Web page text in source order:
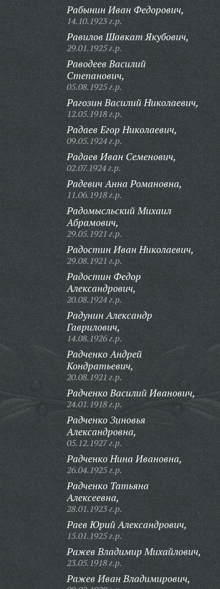
Рабынин Иван Федорович,
14.10.1923 г.р.
Равилов Шавкат Якубович,
29.01.1925 г.р.
Раводеев Василий
Степанович,
05.08.1925 г.р.
Рагозин Василий Николаевич,
12.05.1918 г.р.
Радаев Егор Николаевич,
09.05.1924 г.р.
Радаев Иван Семенович,
02.07.1924 г.р.
Радевич Анна Романовна,
11.06.1918 г.р.
Радомысльский Михаил
Абрамович,
29.05.1921 г.р.
Радостин Иван Николаевич,
29.08.1921 г.р.
Радостин Федор
Александрович,
20.08.1924 г.р.
Радунин Александр
Гаврилович,
14.08.1926 г.р.
Радченко Андрей
Кондратьевич,
20.08.1921 г.р.
Радченко Василий Иванович,
24.01.1918 г.р.
Радченко Зиновья
Александровна,
05.12.1927 г.р.
Радченко Нина Ивановна,
26.04.1925 г.р.
Радченко Татьяна
Алексеевна,
28.01.1923 г.р.
Раев Юрий Александрович,
15.01.1925 г.р.
Ражев Владимир Михайлович,
23.05.1918 г.р.
Ражев Иван Владимирович,